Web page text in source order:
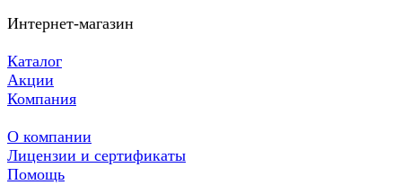
Интернет-магазин
Каталог
Акции
Компания
О компании
Лицензии и сертификаты
Помощь